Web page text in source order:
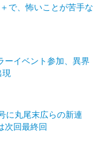
で、怖いことが苦手な
ーイベント参加、異界
現
に丸尾末広らの新連
次回最終回